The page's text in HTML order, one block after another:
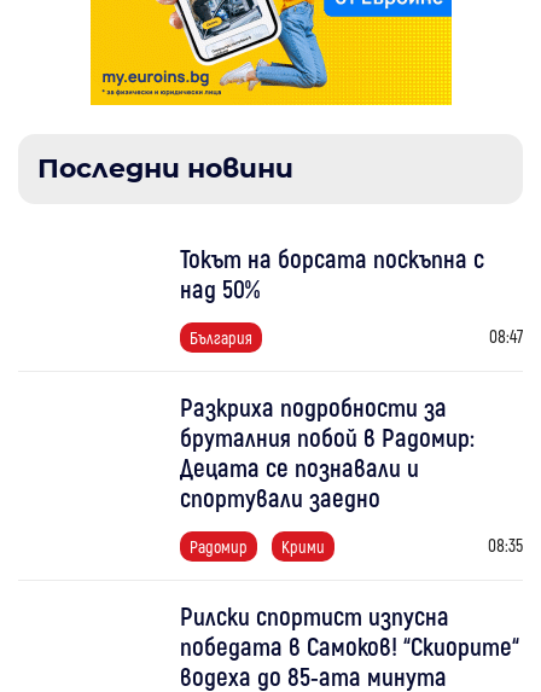
Последни новини
Токът на борсата поскъпна с
над 50%
България 08:47
Разкриха подробности за
бруталния побой в Радомир:
Децата се познавали и
спортували заедно
Радомир Крими 08:35
Рилски спортист изпусна
победата в Самоков! “Скиорите“
водеха до 85-ата минута